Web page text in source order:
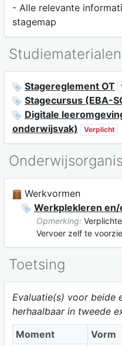
- Alle relevante
stagemap
Studiematerialen
Stagereglement OT
Stagecursus (EBA-
Digitale
onderwijsvak)
Verplicht
Werkvormen
Werkplekleren en/
Opmerking:
Vervoer zelf te
Toetsing
Evaluatie(s) voor beide
herhaalbaar in tweede
Moment
Vorm